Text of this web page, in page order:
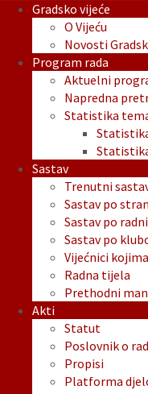
Gradsko vijeće
O Vijeću
Novosti
Program rada
Aktuelni
Napredna
Statistika
Sastav
Trenutni
Sastav po
Sastav po
Sastav po
Vijećnici
Radna tijela
Prethodni
Akti
Statut
Poslovnik o
Propisi
Platforma